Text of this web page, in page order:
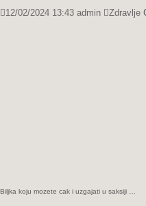
12/02/2024 13:43 admin Zdravlje
Biljka koju mozete cak i uzgajati u saksiji …